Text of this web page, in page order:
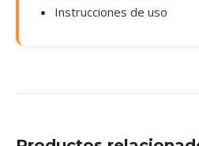
Instrucciones de uso